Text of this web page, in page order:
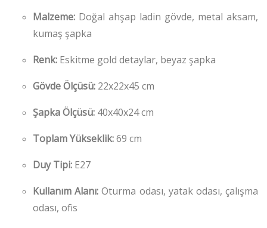
Malzeme: Doğal ahşap ladin gövde, metal aksam,
kumaş şapka
Renk: Eskitme gold detaylar, beyaz şapka
Gövde Ölçüsü: 22x22x45 cm
Şapka Ölçüsü: 40x40x24 cm
Toplam Yükseklik:69 cm
Duy Tipi: E27
Kullanım Alanı: Oturma odası, yatak odası, çalışma
odası, ofis